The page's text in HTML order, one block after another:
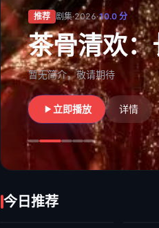
推荐 剧集·2026·10.0 分
茶骨清欢
暂无简介，敬请期待
立即播放 详情
今日推荐